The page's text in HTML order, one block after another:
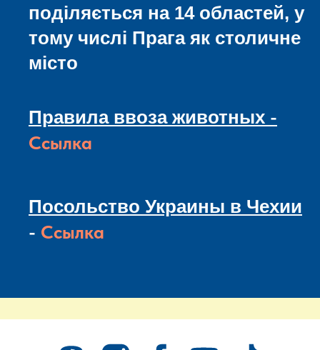
поділяється на 14 областей, у
тому числі Прага як столичне
місто
Правила ввоза животных -
Ссылка
Посольство Украины в Чехии
- Ссылка